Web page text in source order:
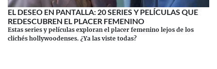
EL DESEO EN PANTALLA: 20 SERIES Y PELÍCULAS QUE
REDESCUBREN EL PLACER FEMENINO
Estas series y películas exploran el placer femenino lejos de los
clichés hollywoodenses. ¿Ya las viste todas?